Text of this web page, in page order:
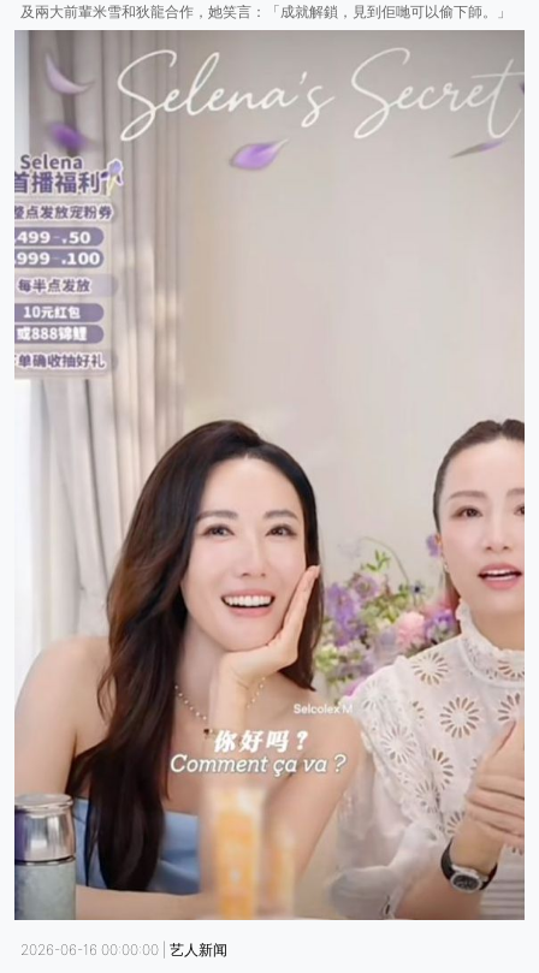
及兩大前輩米雪和狄龍合作，她笑言：「成就解鎖，見到佢哋可以偷下師。」
2026-06-16 00:00:00 艺人新闻